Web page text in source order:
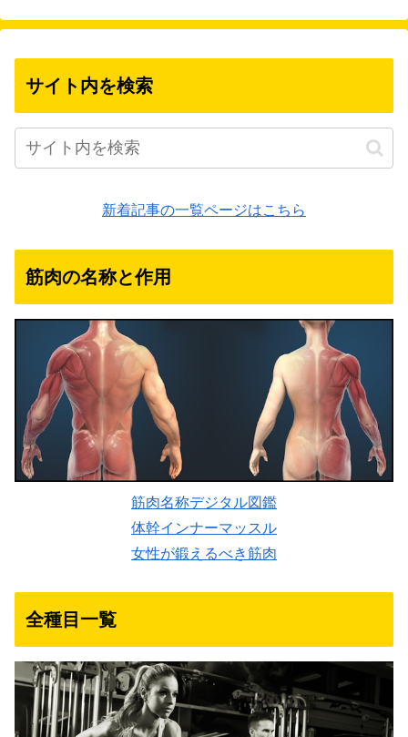
サイト内を検索
新着記事の一覧ページはこちら
筋肉の名称と作用
筋肉名称デジタル図鑑
体幹インナーマッスル
女性が鍛えるべき筋肉
全種目一覧